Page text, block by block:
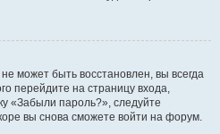
может быть восстановлен, вы всегда
перейдите на страницу входа,
«Забыли пароль?», следуйте
вы снова сможете войти на форум.